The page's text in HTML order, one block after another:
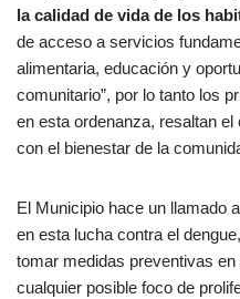
la calidad de vida de los
de acceso a servicios
alimentaria, educación y
comunitario”, por lo tanto los
en esta ordenanza, resaltan
con el bienestar de la
El Municipio hace un llamado
en esta lucha contra el
tomar medidas preventivas
cualquier posible foco de